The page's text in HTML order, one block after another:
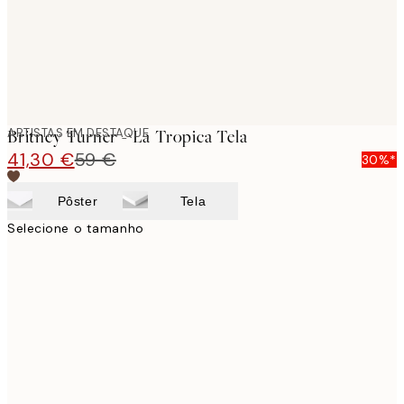
ARTISTAS EM DESTAQUE
Britney Turner - La Tropica Tela
41,30 €59 € 30%*
Pôster Tela
Selecione o tamanho